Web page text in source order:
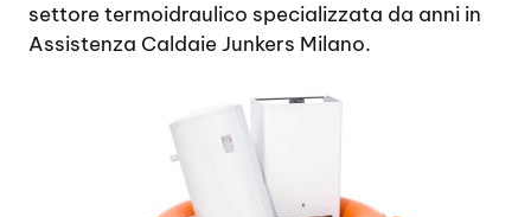
settore termoidraulico specializzata da anni in
Assistenza Caldaie Junkers Milano.